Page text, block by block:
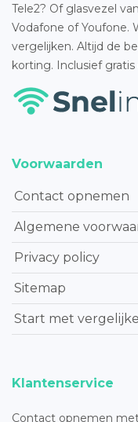
Tele2? Of glasvezel
Vodafone of Youfone.
vergelijken. Altijd de
korting. Inclusief
Voorwaarden
Contact opnemen
Algemene
Privacy policy
Sitemap
Start met
Klantenservice
Contact opnemen